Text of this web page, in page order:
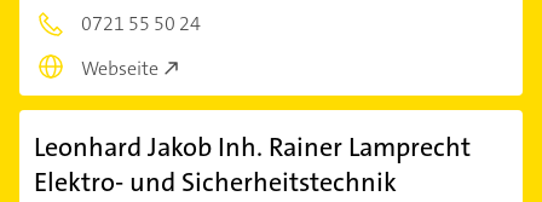
0721 55 50 24
Webseite
Leonhard Jakob Inh. Rainer Lamprecht
Elektro- und Sicherheitstechnik